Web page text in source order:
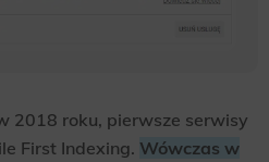
2018 roku, pierwsze serwisy
First Indexing. Wówczas w